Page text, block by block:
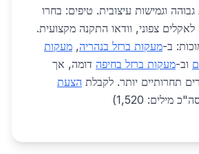
גבוהה וגמישות עיצובית. טיפים: בחרו
לאקלים צפוני, וודאו התקנה מקצועית.
ב-מעקות ברזל בנהריה, מעקות
וב-מעקות ברזל בחיפה דומה, אך
תחרותיים יותר. לקבלת הצעת
1,520)